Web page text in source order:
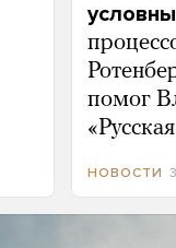
помог
НОВОСТИ